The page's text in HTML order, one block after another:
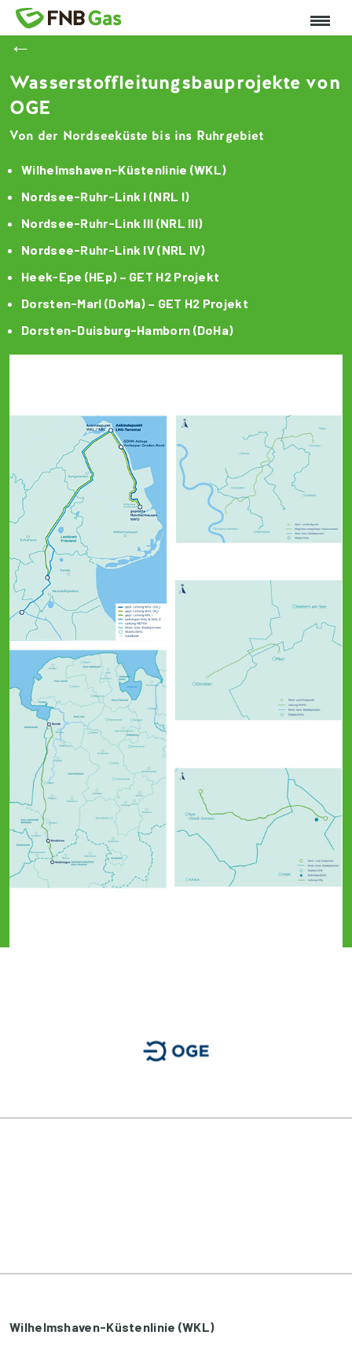
←
Wasserstoffleitungsbauprojekte von
OGE
Von der Nordseeküste bis ins Ruhrgebiet
Wilhelmshaven-Küstenlinie (WKL)
Nordsee-Ruhr-Link I (NRL I)
Nordsee-Ruhr-Link III (NRL III)
Nordsee-Ruhr-Link IV (NRL IV)
Heek-Epe (HEp) – GET H2 Projekt
Dorsten-Marl (DoMa) – GET H2 Projekt
Dorsten-Duisburg-Hamborn (DoHa)
Wilhelmshaven-Küstenlinie (WKL)